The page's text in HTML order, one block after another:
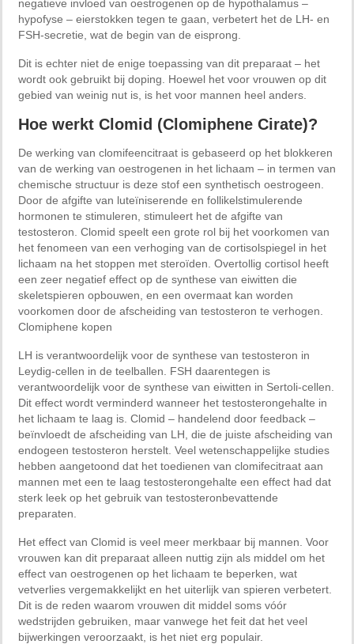
negatieve invloed van oestrogenen op de hypothalamus –
hypofyse – eierstokken tegen te gaan, verbetert het de LH- en
FSH-secretie, wat de begin van de eisprong.
Dit is echter niet de enige toepassing van dit preparaat – het
wordt ook gebruikt bij doping. Hoewel het voor vrouwen op dit
gebied van weinig nut is, is het voor mannen heel anders.
Hoe werkt Clomid (Clomiphene Cirate)?
De werking van clomifeencitraat is gebaseerd op het blokkeren
van de werking van oestrogenen in het lichaam – in termen van
chemische structuur is deze stof een synthetisch oestrogeen.
Door de afgifte van luteïniserende en follikelstimulerende
hormonen te stimuleren, stimuleert het de afgifte van
testosteron. Clomid speelt een grote rol bij het voorkomen van
het fenomeen van een verhoging van de cortisolspiegel in het
lichaam na het stoppen met steroïden. Overtollig cortisol heeft
een zeer negatief effect op de synthese van eiwitten die
skeletspieren opbouwen, en een overmaat kan worden
voorkomen door de afscheiding van testosteron te verhogen.
Clomiphene kopen
LH is verantwoordelijk voor de synthese van testosteron in
Leydig-cellen in de teelballen. FSH daarentegen is
verantwoordelijk voor de synthese van eiwitten in Sertoli-cellen.
Dit effect wordt verminderd wanneer het testosterongehalte in
het lichaam te laag is. Clomid – handelend door feedback –
beïnvloedt de afscheiding van LH, die de juiste afscheiding van
endogeen testosteron herstelt. Veel wetenschappelijke studies
hebben aangetoond dat het toedienen van clomifecitraat aan
mannen met een te laag testosterongehalte een effect had dat
sterk leek op het gebruik van testosteronbevattende
preparaten.
Het effect van Clomid is veel meer merkbaar bij mannen. Voor
vrouwen kan dit preparaat alleen nuttig zijn als middel om het
effect van oestrogenen op het lichaam te beperken, wat
vetverlies vergemakkelijkt en het uiterlijk van spieren verbetert.
Dit is de reden waarom vrouwen dit middel soms vóór
wedstrijden gebruiken, maar vanwege het feit dat het veel
bijwerkingen veroorzaakt, is het niet erg populair.